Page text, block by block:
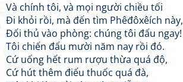
Và chính tôi, và mọi người chiều tối
Đi khỏi rồi, mà đến tìm Phêđôxêích này,
Đối thủ vào phòng: chúng tôi đấu ngay!
Tôi chiến đấu mười năm nay rồi đó.
Cứ uống hết rum rượu thừa quá độ,
Cứ hút thêm điếu thuốc quá đà,